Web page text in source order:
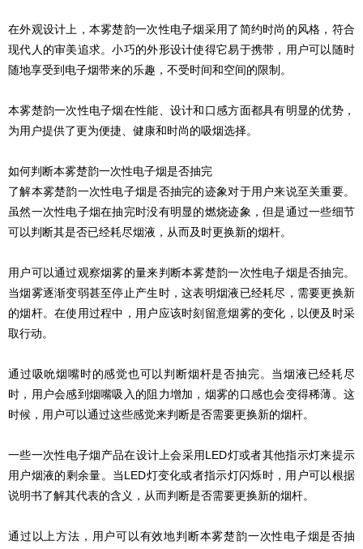
在外观设计上，本雾楚韵一次性电子烟采用了简约时尚的风格，符合
现代人的审美追求。小巧的外形设计使得它易于携带，用户可以随时
随地享受到电子烟带来的乐趣，不受时间和空间的限制。
本雾楚韵一次性电子烟在性能、设计和口感方面都具有明显的优势，
为用户提供了更为便捷、健康和时尚的吸烟选择。
如何判断本雾楚韵一次性电子烟是否抽完
了解本雾楚韵一次性电子烟是否抽完的迹象对于用户来说至关重要。
虽然一次性电子烟在抽完时没有明显的燃烧迹象，但是通过一些细节
可以判断其是否已经耗尽烟液，从而及时更换新的烟杆。
用户可以通过观察烟雾的量来判断本雾楚韵一次性电子烟是否抽完。
当烟雾逐渐变弱甚至停止产生时，这表明烟液已经耗尽，需要更换新
的烟杆。在使用过程中，用户应该时刻留意烟雾的变化，以便及时采
取行动。
通过吸吮烟嘴时的感觉也可以判断烟杆是否抽完。当烟液已经耗尽
时，用户会感到烟嘴吸入的阻力增加，烟雾的口感也会变得稀薄。这
时候，用户可以通过这些感觉来判断是否需要更换新的烟杆。
一些一次性电子烟产品在设计上会采用LED灯或者其他指示灯来提示
用户烟液的剩余量。当LED灯变化或者指示灯闪烁时，用户可以根据
说明书了解其代表的含义，从而判断是否需要更换新的烟杆。
通过以上方法，用户可以有效地判断本雾楚韵一次性电子烟是否抽